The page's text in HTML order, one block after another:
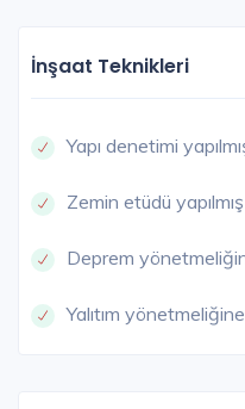
İnşaat Teknikleri
Yapı denetimi
Zemin etüdü yapılmış
Deprem
Yalıtım